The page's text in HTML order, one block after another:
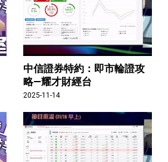
中信證券特約：即市輪證攻
略—耀才財經台
2025-11-14